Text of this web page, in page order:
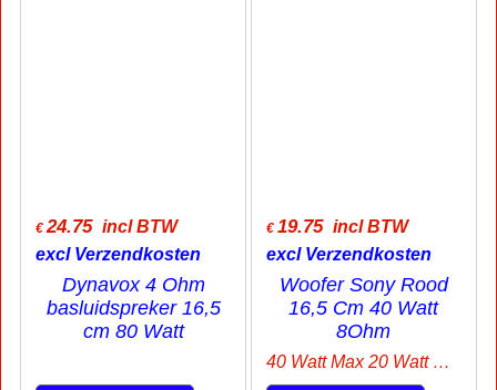
€ 24.75 incl BTW
excl Verzendkosten
Dynavox 4 Ohm
basluidspreker 16,5
cm 80 Watt
€ 19.75 incl BTW
excl Verzendkosten
Woofer Sony Rood
16,5 Cm 40 Watt
8Ohm
40 Watt Max 20 Watt Rms